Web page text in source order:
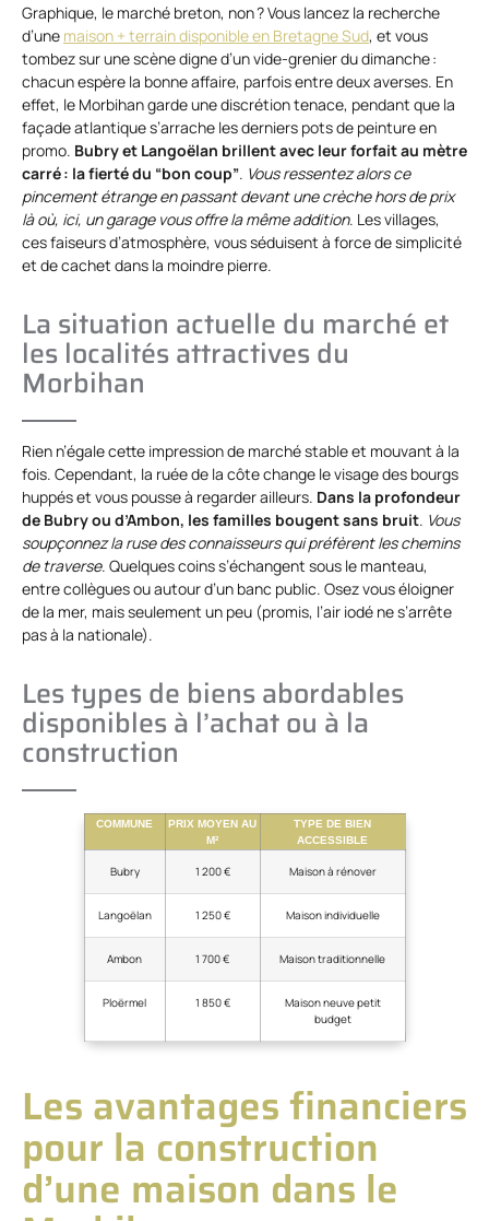
Graphique, le marché breton, non ? Vous lancez la recherche
d’une maison + terrain disponible en Bretagne Sud, et vous
tombez sur une scène digne d’un vide-grenier du dimanche :
chacun espère la bonne affaire, parfois entre deux averses. En
effet, le Morbihan garde une discrétion tenace, pendant que la
façade atlantique s’arrache les derniers pots de peinture en
promo. Bubry et Langoëlan brillent avec leur forfait au mètre
carré : la fierté du “bon coup”. Vous ressentez alors ce
pincement étrange en passant devant une crèche hors de prix
là où, ici, un garage vous offre la même addition. Les villages,
ces faiseurs d’atmosphère, vous séduisent à force de simplicité
et de cachet dans la moindre pierre.
La situation actuelle du marché et
les localités attractives du
Morbihan
Rien n’égale cette impression de marché stable et mouvant à la
fois. Cependant, la ruée de la côte change le visage des bourgs
huppés et vous pousse à regarder ailleurs. Dans la profondeur
de Bubry ou d’Ambon, les familles bougent sans bruit. Vous
soupçonnez la ruse des connaisseurs qui préfèrent les chemins
de traverse. Quelques coins s’échangent sous le manteau,
entre collègues ou autour d’un banc public. Osez vous éloigner
de la mer, mais seulement un peu (promis, l’air iodé ne s’arrête
pas à la nationale).
Les types de biens abordables
disponibles à l’achat ou à la
construction
COMMUNE
PRIX MOYEN AU
M²
TYPE DE BIEN
ACCESSIBLE
Bubry 1 200 € Maison à rénover
Langoëlan 1 250 € Maison individuelle
Ambon 1 700 € Maison traditionnelle
Ploërmel 1 850 €
Maison neuve petit
budget
Les avantages financiers
pour la construction
d’une maison dans le